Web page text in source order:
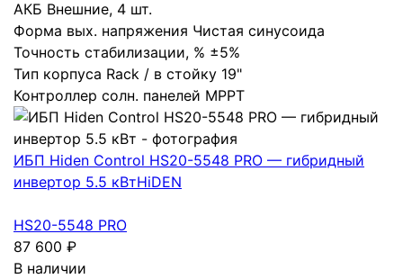
АКБ Внешние, 4 шт.
Форма вых. напряжения Чистая синусоида
Точность стабилизации, % ±5%
Тип корпуса Rack / в стойку 19"
Контроллер солн. панелей MPPT
ИБП Hiden Control HS20-5548 PRO — гибридный
инвертор 5.5 кВтHiDEN
HS20-5548 PRO
87 600 ₽
В наличии